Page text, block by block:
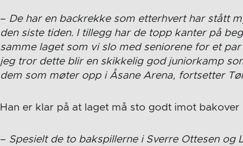
– De har en backrekke som etterhvert har stått
den siste tiden. I tillegg har de topp kanter på
samme laget som vi slo med seniorene for et
jeg tror dette blir en skikkelig god juniorkamp
dem som møter opp i Åsane Arena, fortsetter
Han er klar på at laget må sto godt imot
– Spesielt de to bakspillerne i Sverre Ottesen og